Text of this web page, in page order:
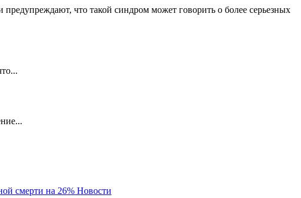
что такой синдром может говорить о более серьезных
смерти на 26% Новости